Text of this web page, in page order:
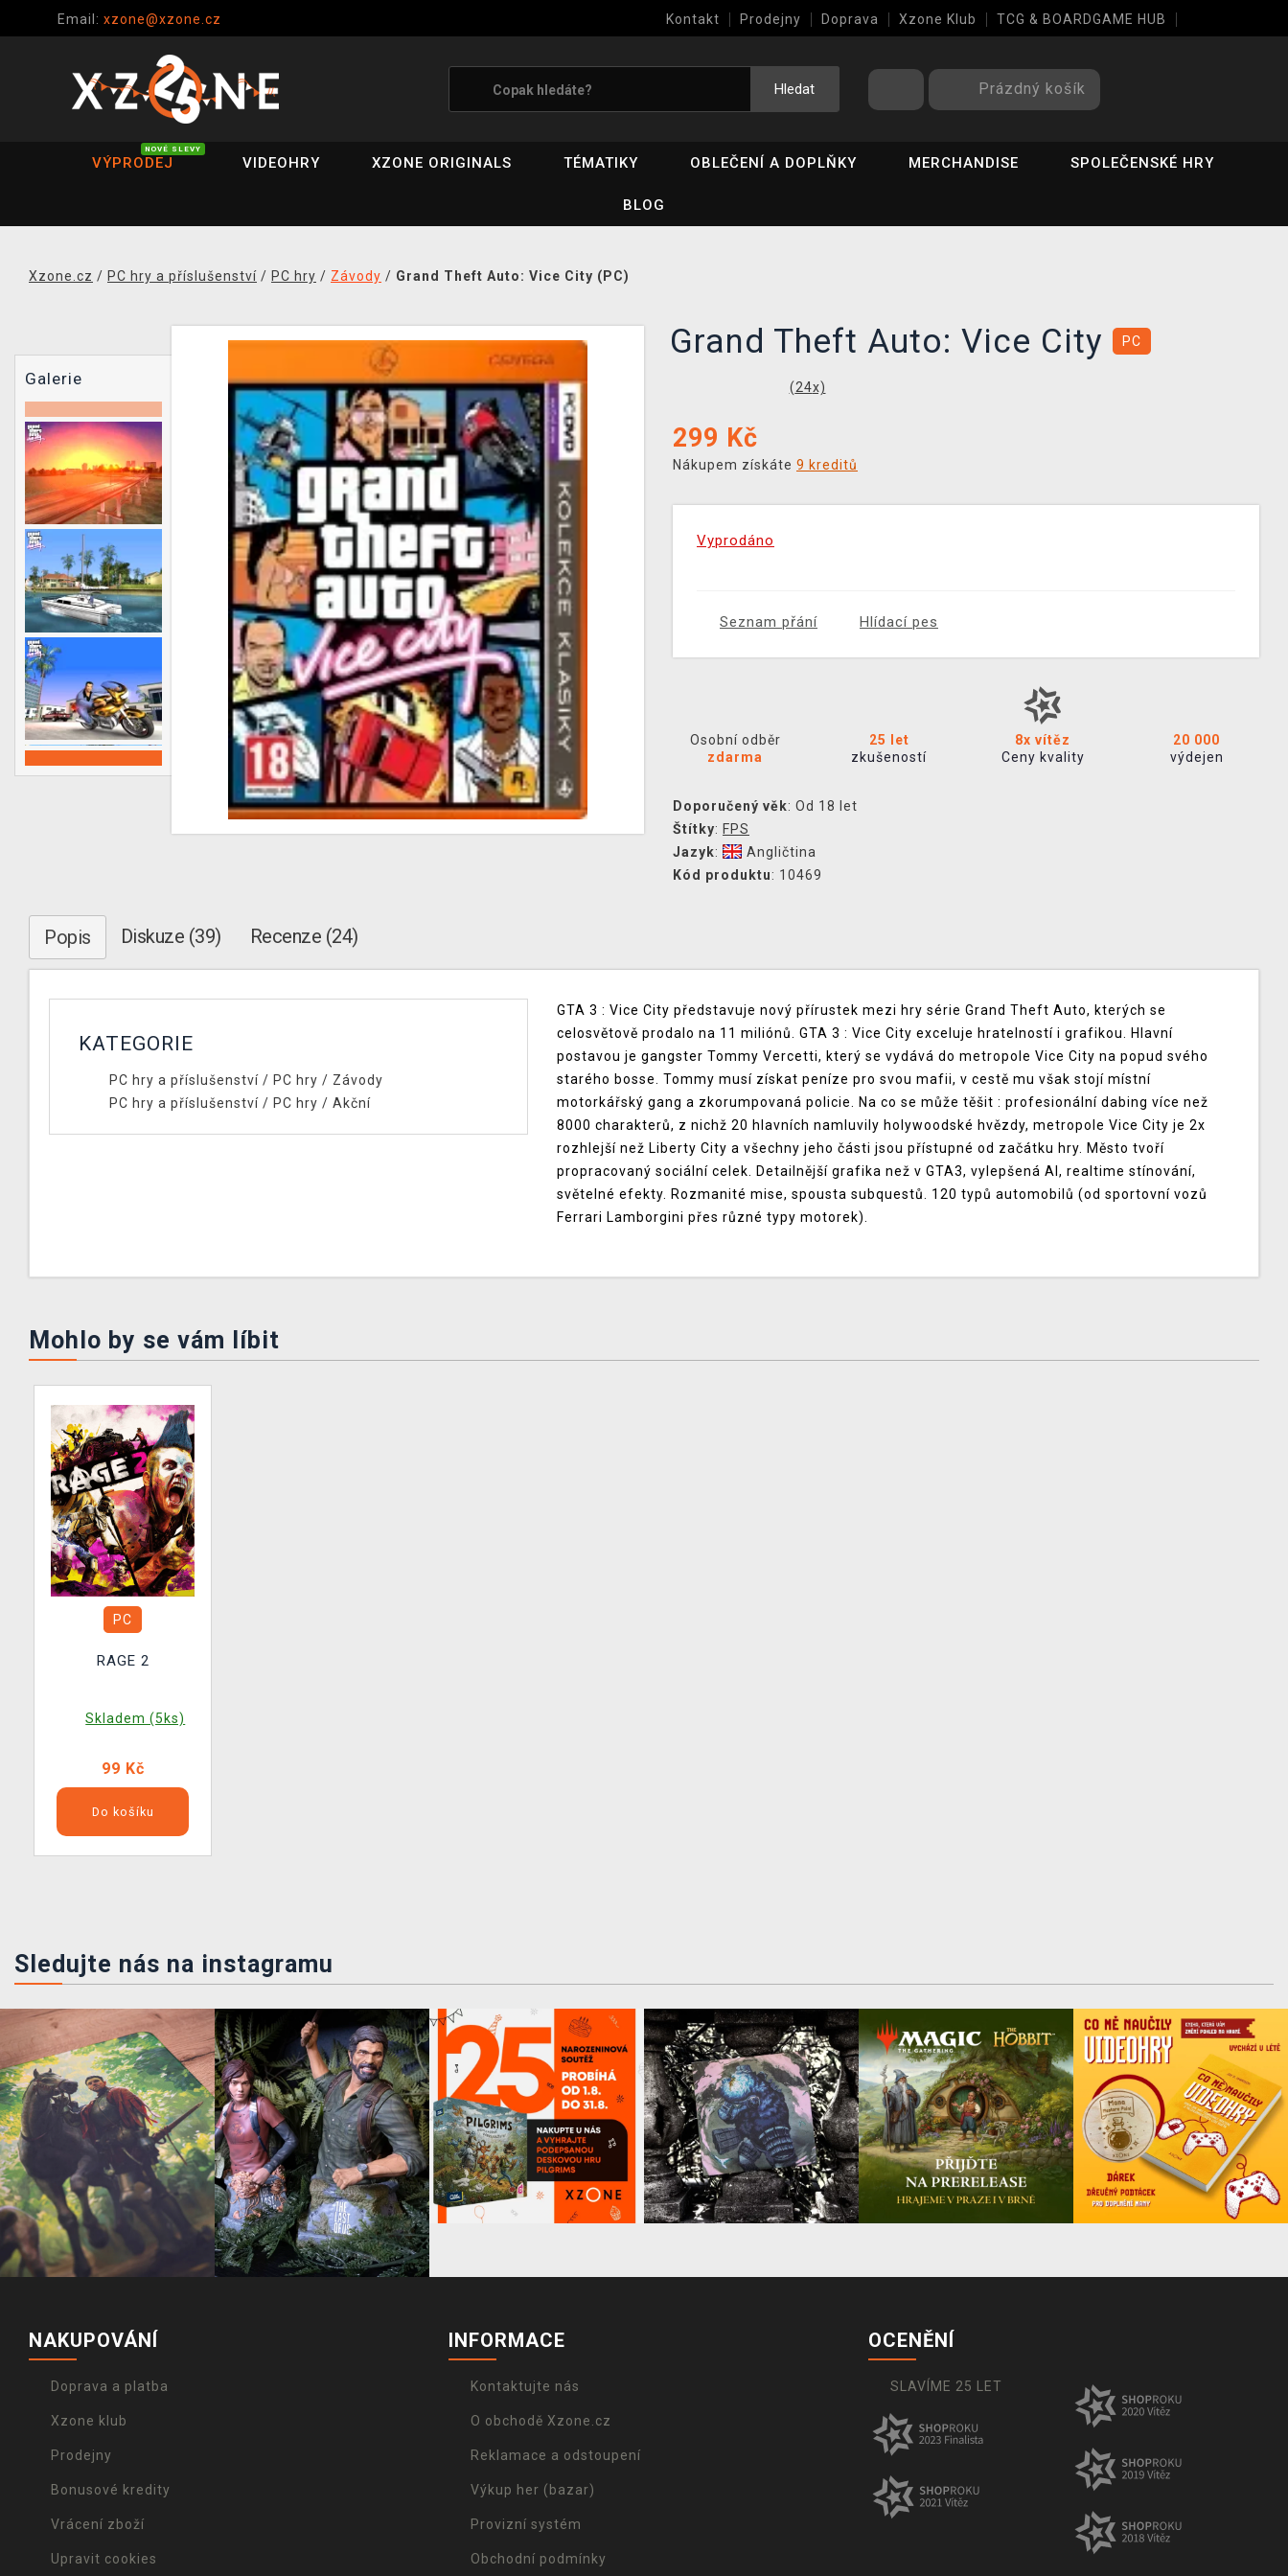
Email: xzone@xzone.cz Kontakt Prodejny Doprava Xzone Klub TCG & BOARDGAME HUB
Hledat Prázdný košík
VÝPRODEJ
NOVÉ SLEVY
VIDEOHRY XZONE ORIGINALS TÉMATIKY OBLEČENÍ A DOPLŇKY MERCHANDISE SPOLEČENSKÉ HRY
BLOG
Xzone.cz / PC hry a příslušenství / PC hry / Závody / Grand Theft Auto: Vice City (PC)
Galerie
Grand Theft Auto: Vice City PC
(24x)
299 Kč
Nákupem získáte 9 kreditů
Vyprodáno
Seznam přání Hlídací pes
Osobní odběr
zdarma
25 let
zkušeností
8x vítěz
Ceny kvality
20 000
výdejen
Doporučený věk: Od 18 let
Štítky: FPS
Jazyk:
Angličtina
Kód produktu: 10469
Popis Diskuze (39) Recenze (24)
KATEGORIE
PC hry a příslušenství/ PC hry / Závody
PC hry a příslušenství/ PC hry / Akční
GTA 3 : Vice City představuje nový přírustek mezi hry série Grand Theft Auto, kterých se
celosvětově prodalo na 11 miliónů. GTA 3 : Vice City exceluje hratelností i grafikou. Hlavní
postavou je gangster Tommy Vercetti, který se vydává do metropole Vice City na popud svého
starého bosse. Tommy musí získat peníze pro svou mafii, v cestě mu však stojí místní
motorkářský gang a zkorumpovaná policie. Na co se může těšit : profesionální dabing více než
8000 charakterů, z nichž 20 hlavních namluvily holywoodské hvězdy, metropole Vice City je 2x
rozhlejší než Liberty City a všechny jeho části jsou přístupné od začátku hry. Město tvoří
propracovaný sociální celek. Detailnější grafika než v GTA3, vylepšená AI, realtime stínování,
světelné efekty. Rozmanité mise, spousta subquestů. 120 typů automobilů (od sportovní vozů
Ferrari Lamborgini přes různé typy motorek).
Mohlo by se vám líbit
PC
RAGE 2
Skladem (5ks)
99 Kč
Do košíku
Sledujte nás na instagramu
NAKUPOVÁNÍ
Doprava a platba
Xzone klub
Prodejny
Bonusové kredity
Vrácení zboží
Upravit cookies
INFORMACE
Kontaktujte nás
O obchodě Xzone.cz
Reklamace a odstoupení
Výkup her (bazar)
Provizní systém
Obchodní podmínky
OCENĚNÍ
SLAVÍME 25 LET